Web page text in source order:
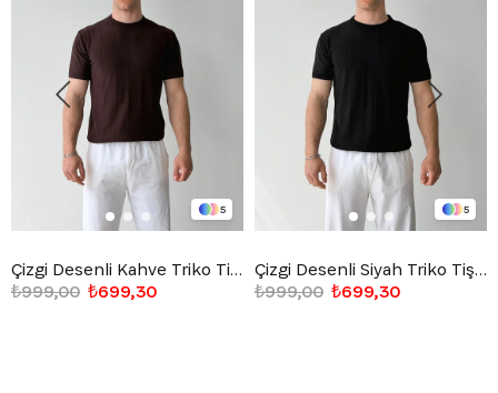
5
Çizgi Desenli Kahve Triko Tişört
₺699,30
₺999,00
5
Çizgi Desenli Siyah Triko Tişört
₺699,30
₺999,00